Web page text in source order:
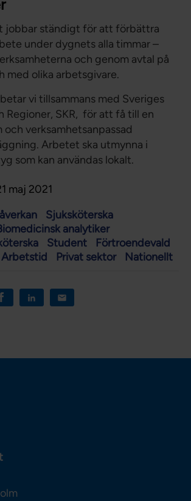
jobbar ständigt för att förbättra
under dygnets alla timmar –
och genom avtal på
med olika arbetsgivare.
vi tillsammans med Sveriges
Regioner, SKR, för att få till en
och verksamhetsanpassad
Arbetet ska utmynna i
som kan användas lokalt.
maj 2021
Sjuksköterska
analytiker
Student
Förtroendevald
Arbetstid Privat sektor Nationellt